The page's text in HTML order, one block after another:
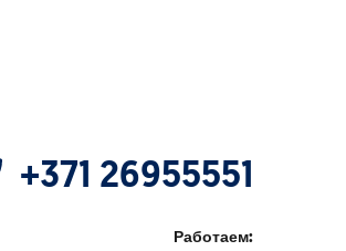
+371 26955551
Работаем: